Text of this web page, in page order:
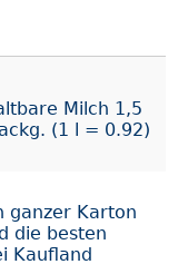
Milch 1,5
(1 l = 0.92)
ganzer Karton
die besten
Kaufland